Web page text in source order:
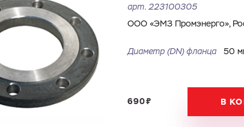
Купить как физ. лицо Купить как юр. лицо
Номер телефона
Электронная почта
Запросить КП Запросить Счёт
Имя
арт. 223100305
ООО «ЭМЗ Промэнерго»,
Диаметр (DN) фланца 50
690₽ В